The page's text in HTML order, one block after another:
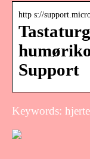
http s://
Support
Keywords: